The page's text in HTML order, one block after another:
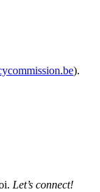
).
Let’s connect!